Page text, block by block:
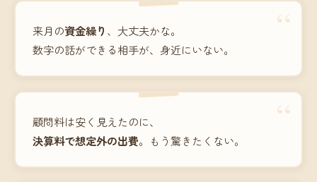
“
来月の資金繰り 、大丈夫かな。
数字の話ができる相手が、身近にいない。
“
顧問料は安く見えたのに、
決算料で想定外の出費。もう驚きたくない。